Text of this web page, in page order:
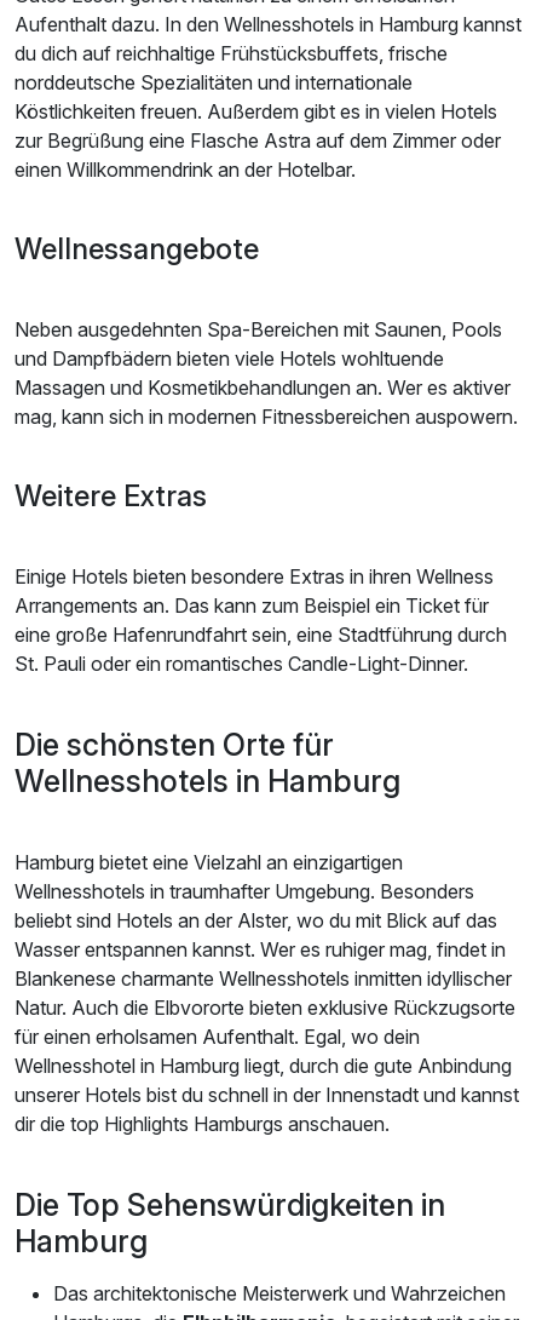
Aufenthalt dazu. In den Wellnesshotels in Hamburg kannst
du dich auf reichhaltige Frühstücksbuffets, frische
norddeutsche Spezialitäten und internationale
Köstlichkeiten freuen. Außerdem gibt es in vielen Hotels
zur Begrüßung eine Flasche Astra auf dem Zimmer oder
einen Willkommendrink an der Hotelbar.
Wellnessangebote
Neben ausgedehnten Spa-Bereichen mit Saunen, Pools
und Dampfbädern bieten viele Hotels wohltuende
Massagen und Kosmetikbehandlungen an. Wer es aktiver
mag, kann sich in modernen Fitnessbereichen auspowern.
Weitere Extras
Einige Hotels bieten besondere Extras in ihren Wellness
Arrangements an. Das kann zum Beispiel ein Ticket für
eine große Hafenrundfahrt sein, eine Stadtführung durch
St. Pauli oder ein romantisches Candle-Light-Dinner.
Die schönsten Orte für
Wellnesshotels in Hamburg
Hamburg bietet eine Vielzahl an einzigartigen
Wellnesshotels in traumhafter Umgebung. Besonders
beliebt sind Hotels an der Alster, wo du mit Blick auf das
Wasser entspannen kannst. Wer es ruhiger mag, findet in
Blankenese charmante Wellnesshotels inmitten idyllischer
Natur. Auch die Elbvororte bieten exklusive Rückzugsorte
für einen erholsamen Aufenthalt. Egal, wo dein
Wellnesshotel in Hamburg liegt, durch die gute Anbindung
unserer Hotels bist du schnell in der Innenstadt und kannst
dir die top Highlights Hamburgs anschauen.
Die Top Sehenswürdigkeiten in
Hamburg
Das architektonische Meisterwerk und Wahrzeichen